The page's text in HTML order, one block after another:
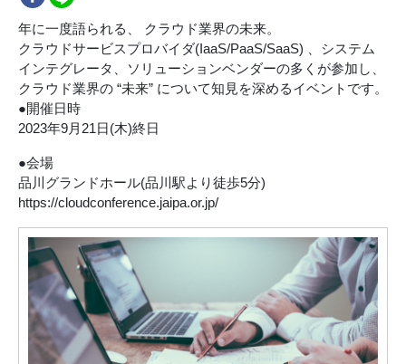
年に一度語られる、 クラウド業界の未来。
クラウドサービスプロバイダ(IaaS/PaaS/SaaS) 、システム
インテグレータ、ソリューションベンダーの多くが参加し、
クラウド業界の “未来” について知見を深めるイベントです。
●開催日時
2023年9月21日(木)終日
●会場
品川グランドホール(品川駅より徒歩5分)
https://cloudconference.jaipa.or.jp/